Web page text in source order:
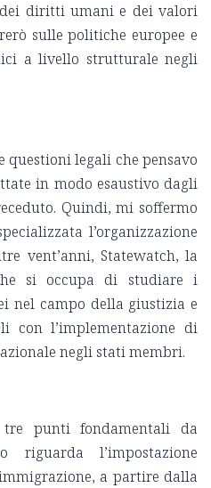
diritti umani e dei valori
sulle politiche europee e
a livello strutturale negli
questioni legali che pensavo
in modo esaustivo dagli
Quindi, mi soffermo
l’organizzazione
vent’anni, Statewatch, la
si occupa di studiare i
nel campo della giustizia e
con l’implementazione di
negli stati membri.
punti fondamentali da
riguarda l’impostazione
a partire dalla